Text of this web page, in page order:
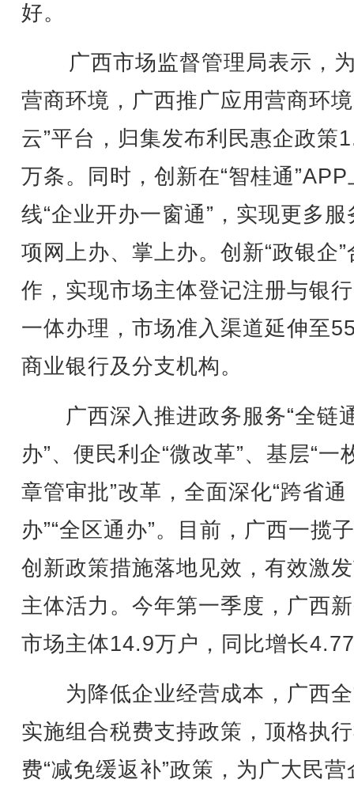
好。
广西市场监督管理局表示，
营商环境，广西推广应用营商环
云”平台，归集发布利民惠企政策
万条。同时，创新在“智桂通”APP
线“企业开办一窗通”，实现更多服
项网上办、掌上办。创新“政银企”
作，实现市场主体登记注册与银
一体办理，市场准入渠道延伸至
商业银行及分支机构。
广西深入推进政务服务“全链
办”、便民利企“微改革”、基层“一
章管审批”改革，全面深化“跨省通
办”“全区通办”。目前，广西一揽
创新政策措施落地见效，有效激
主体活力。今年第一季度，广西
市场主体14.9万户，同比增长
为降低企业经营成本，广西
实施组合税费支持政策，顶格执
费“减免缓返补”政策，为广大民营